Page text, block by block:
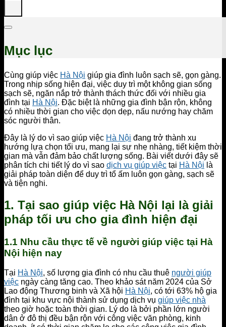
Mục lục
Cùng giúp việc Hà Nội giúp gia đình luôn sạch sẽ, gọn gàng.
Trong nhịp sống hiện đại, việc duy trì một không gian sống
sạch sẽ, ngăn nắp trở thành thách thức đối với nhiều gia
đình tại Hà Nội. Đặc biệt là những gia đình bận rộn, không
có nhiều thời gian cho việc dọn dẹp, nấu nướng hay chăm
sóc người thân.
Đây là lý do vì sao giúp việc Hà Nội đang trở thành xu
hướng lựa chọn tối ưu, mang lại sự nhẹ nhàng, tiết kiệm thời
gian mà vẫn đảm bảo chất lượng sống. Bài viết dưới đây sẽ
phân tích chi tiết lý do vì sao dịch vụ giúp việc tại Hà Nội là
giải pháp toàn diện để duy trì tổ ấm luôn gọn gàng, sạch sẽ
và tiện nghi.
1. Tại sao giúp việc Hà Nội lại là giải
pháp tối ưu cho gia đình hiện đại
1.1 Nhu cầu thực tế về người giúp việc tại Hà
Nội hiện nay
Tại Hà Nội, số lượng gia đình có nhu cầu thuê người giúp
việc ngày càng tăng cao. Theo khảo sát năm 2024 của Sở
Lao động Thương binh và Xã hội Hà Nội, có tới 63% hộ gia
đình tại khu vực nội thành sử dụng dịch vụ giúp việc nhà
theo giờ hoặc toàn thời gian. Lý do là bởi phần lớn người
dân ở đô thị đều bận rộn với công việc văn phòng, kinh